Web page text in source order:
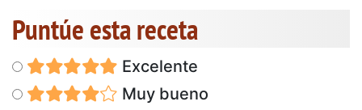
Puntúe esta receta
Excelente
Muy bueno